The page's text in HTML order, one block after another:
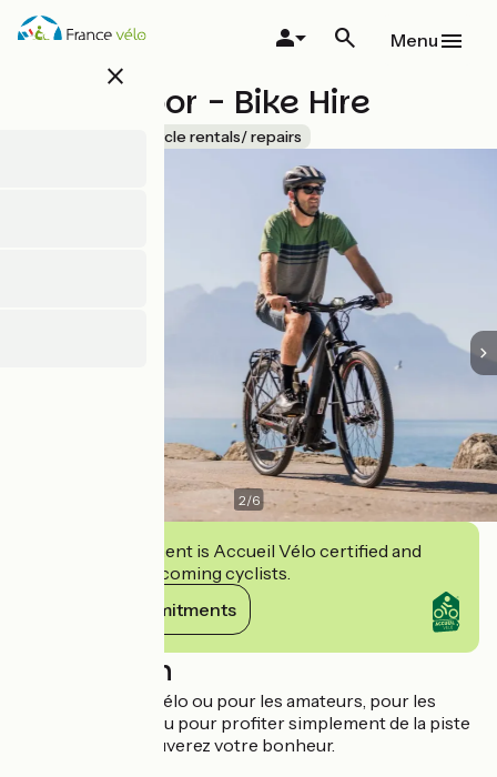
Skip
close
Menu
K2 Outdoor - Bike Hire
Bicycle rentals/ repairs
2/6
This establishment is Accueil Vélo certified and
commits to welcoming cyclists.
View its commitments
Description
Pour les pros du vélo ou pour les amateurs, pour les
virées en nature ou pour profiter simplement de la piste
cyclable vous trouverez votre bonheur.